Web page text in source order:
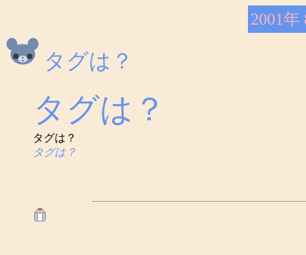
2001年
タグは？
タグは？
タグは？
タグは？